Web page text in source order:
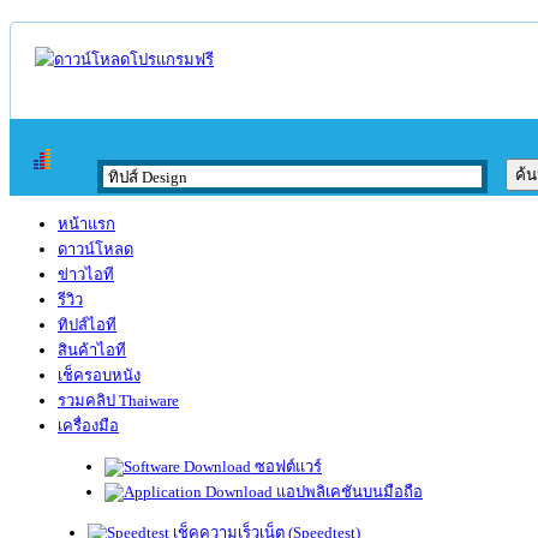
หน้าแรก
ดาวน์โหลด
ข่าวไอที
รีวิว
ทิปส์ไอที
สินค้าไอที
เช็ครอบหนัง
รวมคลิป Thaiware
เครื่องมือ
ซอฟต์แวร์
แอปพลิเคชันบนมือถือ
เช็คความเร็วเน็ต (Speedtest)